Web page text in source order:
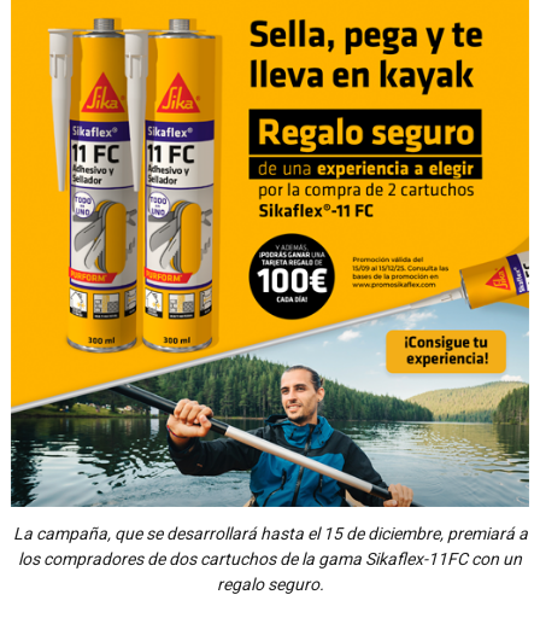
La campaña, que se desarrollará hasta el 15 de diciembre, premiará a
los compradores de dos cartuchos de la gama Sikaflex-11FC con un
regalo seguro.